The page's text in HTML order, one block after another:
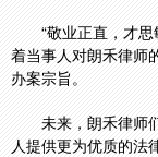
“敬业正直，才
着当事人对朗禾律师
办案宗旨。
未来，朗禾律师
人提供更为优质的法